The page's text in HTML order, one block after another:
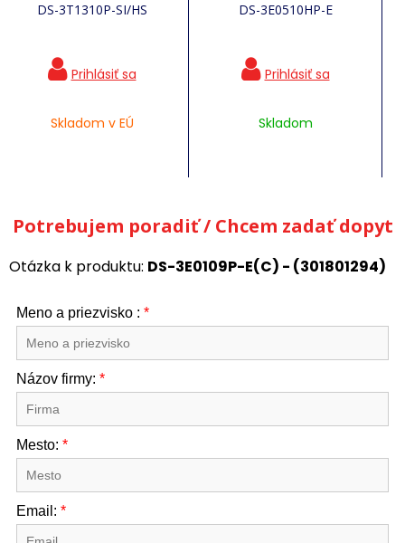
DS-3T1310P-SI/HS
Skladom v EÚ
DS-3E0510HP-E
Skladom
Potrebujem poradiť / Chcem zadať dopyt
Otázka k produktu: DS-3E0109P-E(C) - (301801294)